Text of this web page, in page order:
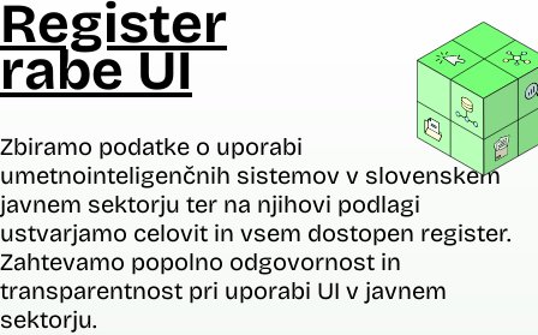
Register
rabe UI
Zbiramo podatke o uporabi
umetnointeligenčnih sistemov v slovenskem
javnem sektorju ter na njihovi podlagi
ustvarjamo celovit in vsem dostopen register.
Zahtevamo popolno odgovornost in
transparentnost pri uporabi UI v javnem
sektorju.